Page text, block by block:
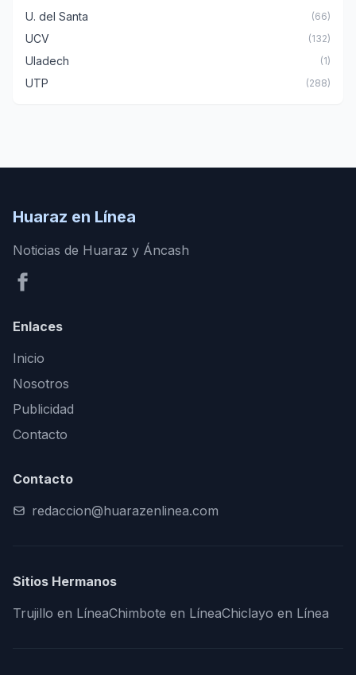
U. del Santa (66)
UCV (132)
Uladech (1)
UTP (288)
Huaraz en Línea
Noticias de Huaraz y Áncash
Enlaces
Inicio
Nosotros
Publicidad
Contacto
Contacto
redaccion@huarazenlinea.com
Sitios Hermanos
Trujillo en LíneaChimbote en LíneaChiclayo en Línea